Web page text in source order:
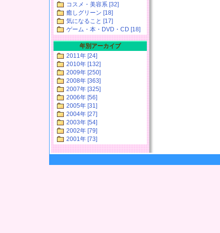
コスメ・美容系 [32]
癒しグリーン [18]
気になること [17]
ゲーム・本・DVD・CD [18]
年別アーカイブ
2011年 [24]
2010年 [132]
2009年 [250]
2008年 [363]
2007年 [325]
2006年 [56]
2005年 [31]
2004年 [27]
2003年 [54]
2002年 [79]
2001年 [73]